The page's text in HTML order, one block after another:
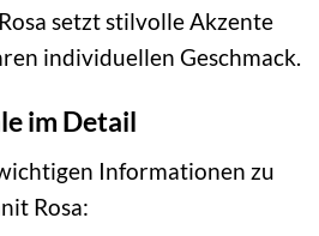
setzt stilvolle Akzente
individuellen Geschmack.
im Detail
Informationen zu
Rosa: